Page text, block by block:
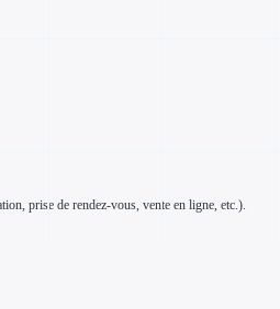
prise de rendez-vous, vente en ligne, etc.).